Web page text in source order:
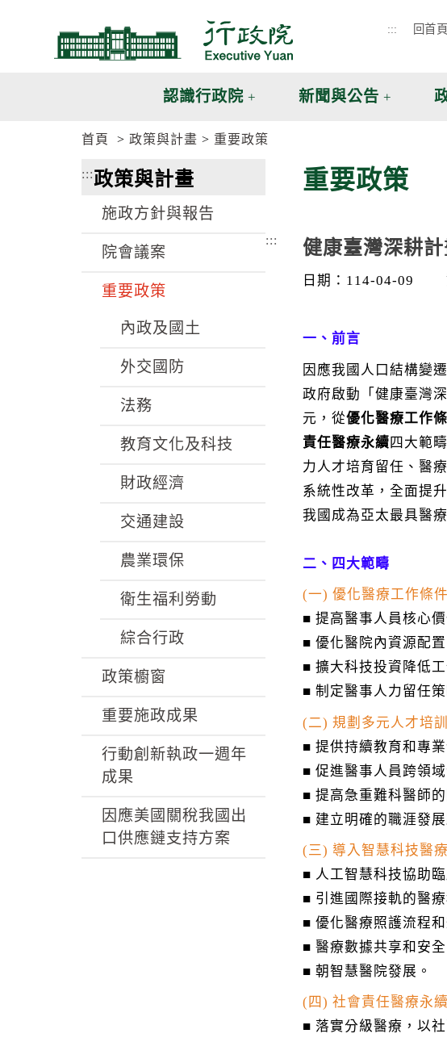
::: 回首頁
認識行政院 新聞與公告
首頁 政策與計畫 重要政策
:::政策與計畫
施政方針與報告
院會議案
重要政策
內政及國土
外交國防
法務
教育文化及科技
財政經濟
交通建設
農業環保
衛生福利勞動
綜合行政
政策櫥窗
重要施政成果
行動創新執政一週年
成果
因應美國關稅我國出
口供應鏈支持方案
重要政策
::: 健康臺灣深耕
日期：114-04-09
一、前言
因應我國人口結構變
政府啟動「健康臺灣
元，從優化醫療工作
責任醫療永續四大範
力人才培育留任、醫
系統性改革，全面提
我國成為亞太最具醫
二、四大範疇
(一) 優化醫療工作條件
■ 提高醫事人員核心
■ 優化醫院內資源配置
■ 擴大科技投資降低工
■ 制定醫事人力留任策
(二) 規劃多元人才培訓
■ 提供持續教育和專業
■ 促進醫事人員跨領
■ 提高急重難科醫師
■ 建立明確的職涯發展
(三) 導入智慧科技醫療
■ 人工智慧科技協助臨
■ 引進國際接軌的醫
■ 優化醫療照護流程和
■ 醫療數據共享和安全
■ 朝智慧醫院發展。
(四) 社會責任醫療永續
■ 落實分級醫療，以